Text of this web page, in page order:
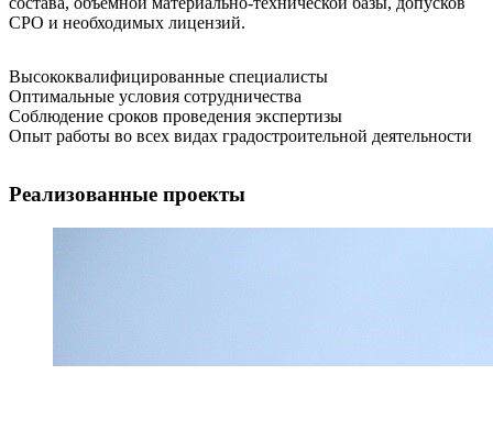
СРО и необходимых лицензий.
Высококвалифицированные специалисты
Оптимальные условия сотрудничества
Соблюдение сроков проведения экспертизы
Опыт работы во всех видах градостроительной деятельности
Реализованные проекты